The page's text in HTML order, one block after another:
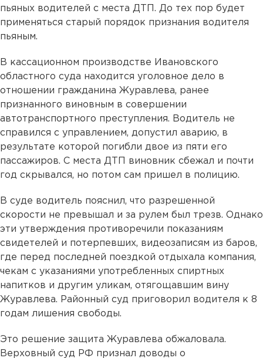
пьяных водителей с места ДТП. До тех пор будет
применяться старый порядок признания водителя
пьяным.
В кассационном производстве Ивановского
областного суда находится уголовное дело в
отношении гражданина Журавлева, ранее
признанного виновным в совершении
автотранспортного преступления. Водитель не
справился с управлением, допустил аварию, в
результате которой погибли двое из пяти его
пассажиров. С места ДТП виновник сбежал и почти
год скрывался, но потом сам пришел в полицию.
В суде водитель пояснил, что разрешенной
скорости не превышал и за рулем был трезв. Однако
эти утверждения противоречили показаниям
свидетелей и потерпевших, видеозаписям из баров,
где перед последней поездкой отдыхала компания,
чекам с указаниями употребленных спиртных
напитков и другим уликам, отягощавшим вину
Журавлева. Районный суд приговорил водителя к 8
годам лишения свободы.
Это решение защита Журавлева обжаловала.
Верховный суд РФ признал доводы о